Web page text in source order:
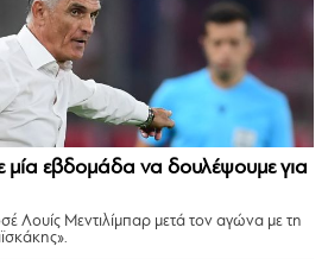
μία εβδομάδα να δουλέψουμε για
Λουίς Μεντιλίμπαρ μετά τον αγώνα με τη